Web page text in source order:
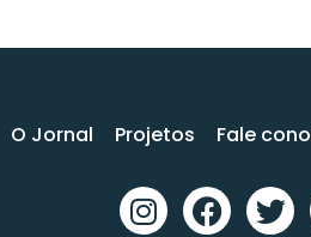
O Jornal Projetos Fale